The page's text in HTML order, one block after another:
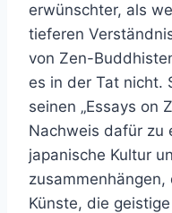
erwünschter, als
tieferen
von Zen-
es in der Tat nicht.
seinen „Essays on
Nachweis dafür zu
japanische Kultur
Künste, die